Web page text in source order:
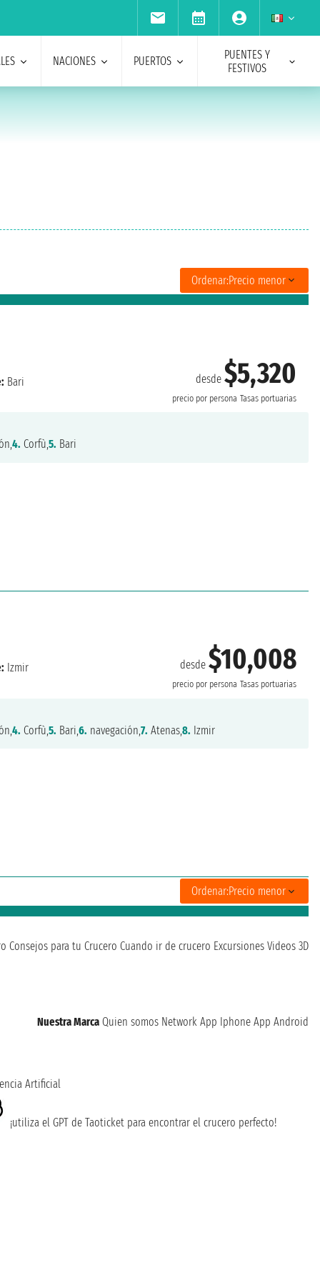
NACIONES PUERTOS
PUENTES Y
FESTIVOS
Ordenar:Precio menor
desde $5,320
precio por persona Tasas portuarias
Bari
4. Corfù,5. Bari
desde $10,008
precio por persona Tasas portuarias
Izmir
4. Corfù, 5. Bari, 6. navegación, 7. Atenas,8. Izmir
Ordenar:Precio menor
Consejos para tu Crucero Cuando ir de crucero Excursiones Videos 3D
Nuestra Marca Quien somos Network App Iphone App Android
Artificial
¡utiliza el GPT de Taoticket para encontrar el crucero perfecto!